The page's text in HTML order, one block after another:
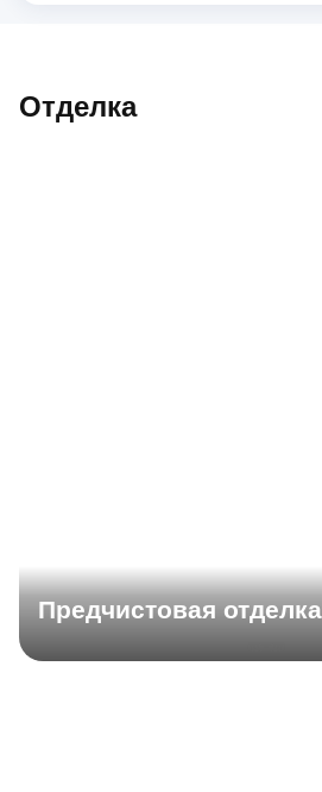
Отделка
Предчистовая отделка